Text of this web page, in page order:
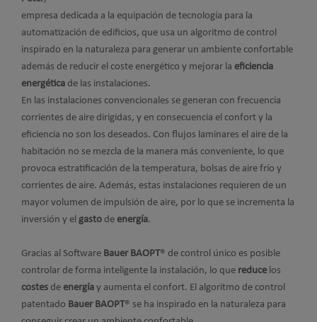
empresa dedicada a la equipación de tecnología para la
automatización de edificios, que usa un algoritmo de control
inspirado en la naturaleza para generar un ambiente confortable
además de reducir el coste energético y mejorar la eficiencia
energética de las instalaciones.
En las instalaciones convencionales se generan con frecuencia
corrientes de aire dirigidas, y en consecuencia el confort y la
eficiencia no son los deseados. Con flujos laminares el aire de la
habitación no se mezcla de la manera más conveniente, lo que
provoca estratificación de la temperatura, bolsas de aire frío y
corrientes de aire. Además, estas instalaciones requieren de un
mayor volumen de impulsión de aire, por lo que se incrementa la
inversión y el gasto de energía.
Gracias al Software Bauer BAOPT® de control único es posible
controlar de forma inteligente la instalación, lo que reduce los
costes de energía y aumenta el confort. El algoritmo de control
patentado Bauer BAOPT® se ha inspirado en la naturaleza para